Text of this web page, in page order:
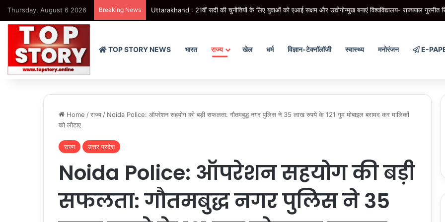
Thursday, August 6 2026 Breaking News Uttarakhand : 21वीं सदी की चुनौतियों के लिए युवाओं को एआई सक्षम और उद्योगोन्मुख बनाएं विश्वविद्यालय- राज्यपाल गुरमीत
TOP STORY NEWS भारत राज्य खेल धर्म विज्ञान-टेक्नॉलॉजी स्वास्थ्य मनोरंजन E-
Home /राज्य / Noida Police: ऑपरेशन सहयोग की बड़ी सफलता: गौतमबुद्ध नगर पुलिस ने 35 लाख रुपये के 121 गुम मोबाइल बरामद कर मालिकों
को लौटाए
राज्य उत्तर प्रदेश
Noida Police: ऑपरेशन सहयोग की बड़ी
सफलता: गौतमबुद्ध नगर पुलिस ने 35